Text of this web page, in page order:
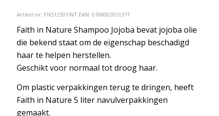
Artikel nr: FN512301INT EAN: 0708002051371
Faith in Nature Shampoo Jojoba bevat jojoba olie
die bekend staat om de eigenschap beschadigd
haar te helpen herstellen.
Geschikt voor normaal tot droog haar.
Om plastic verpakkingen terug te dringen, heeft
Faith in Nature 5 liter navulverpakkingen
gemaakt.